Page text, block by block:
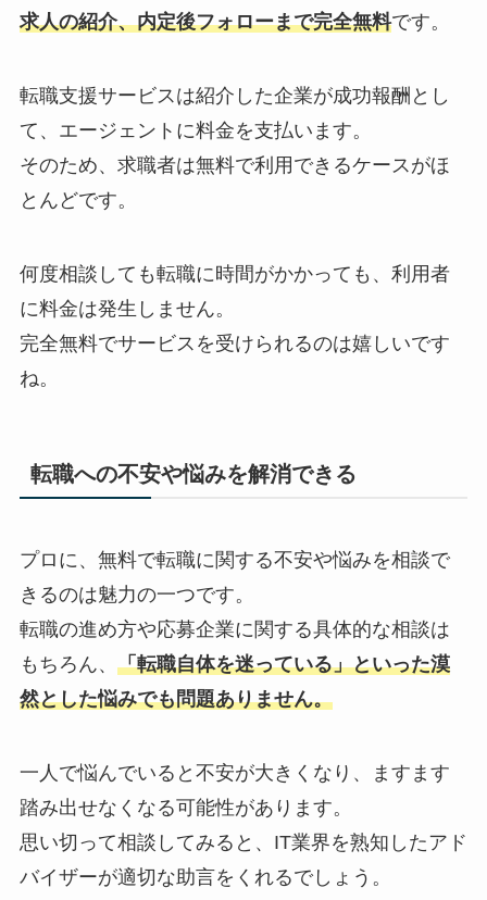
求人の紹介、内定後フォローまで完全無料です。
転職支援サービスは紹介した企業が成功報酬とし
て、エージェントに料金を支払います。
そのため、求職者は無料で利用できるケースがほ
とんどです。
何度相談しても転職に時間がかかっても、利用者
に料金は発生しません。
完全無料でサービスを受けられるのは嬉しいです
ね。
転職への不安や悩みを解消できる
プロに、無料で転職に関する不安や悩みを相談で
きるのは魅力の一つです。
転職の進め方や応募企業に関する具体的な相談は
もちろん、 「転職自体を迷っている」といった漠
然とした悩みでも問題ありません。
一人で悩んでいると不安が大きくなり、ますます
踏み出せなくなる可能性があります。
思い切って相談してみると、IT業界を熟知したアド
バイザーが適切な助言をくれるでしょう。